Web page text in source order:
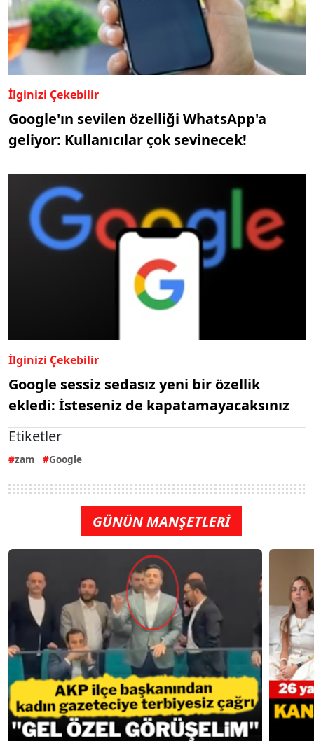
İlginizi Çekebilir
Google'ın sevilen özelliği WhatsApp'a
geliyor: Kullanıcılar çok sevinecek!
İlginizi Çekebilir
Google sessiz sedasız yeni bir özellik
ekledi: İsteseniz de kapatamayacaksınız
Etiketler
zam Google
GÜNÜN MANŞETLERİ